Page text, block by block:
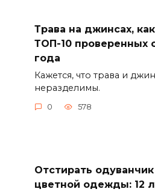
Трава на джинсах,
ТОП-10 проверенных
года
Кажется, что трава и
неразделимы.
0 578
Отстирать
цветной одежды: 12